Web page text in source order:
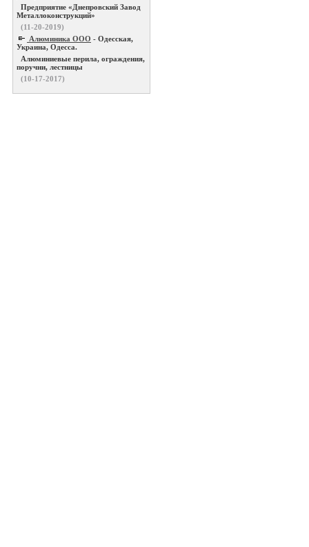
Предприятие «Днепровский Завод
Металлоконструкций»
(11-20-2019)
Алюминика ООО - Одесская,
Украина, Одесса.
Алюминиевые перила, ограждения,
поручни, лестницы
(10-17-2017)